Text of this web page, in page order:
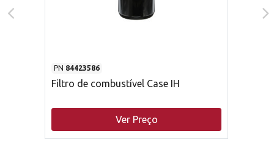
PN 84423586
Filtro de combustível Case IH
Ver Preço